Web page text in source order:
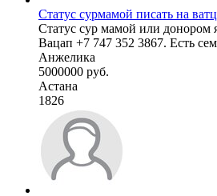
Статус сурмамой писать на
Статус сур мамой или донором
Вацап +7 747 352 3867. Есть
Анжелика
5000000 руб.
Астана
1826